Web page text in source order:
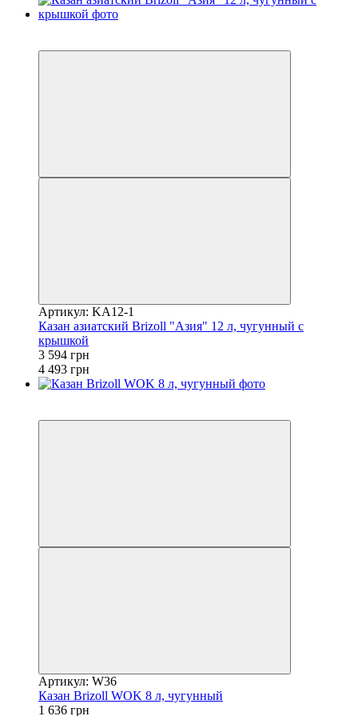
Артикул: KA12-1
Казан азиатский Brizoll "Азия" 12 л, чугунный с
крышкой
3 594 грн
4 493 грн
Артикул: W36
Казан Brizoll WOK 8 л, чугунный
1 636 грн